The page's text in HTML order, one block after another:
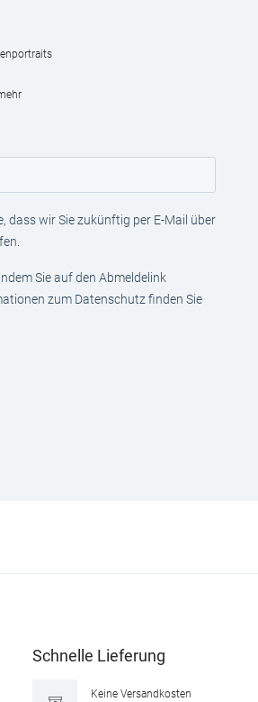
dass wir Sie zukünftig per E-Mail über
Sie auf den Abmeldelink
zum Datenschutz finden Sie
Schnelle Lieferung
Keine Versandkosten